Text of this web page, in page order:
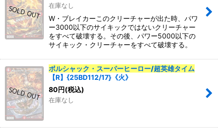
在庫なし
W・ブレイカーこのクリーチャーが出た時、パワ
ー3000以下のサイキックではないクリーチャー
をすべて破壊する。その後、パワー5000以下の
サイキック・クリーチャーをすべて破壊する。
ボルシャック・スーパーヒーロー/超英雄タイム
【R】{25BD112/17}《火》
80 円(税込)
在庫なし